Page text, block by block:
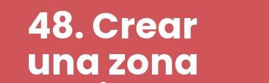
48. Crear
una zona